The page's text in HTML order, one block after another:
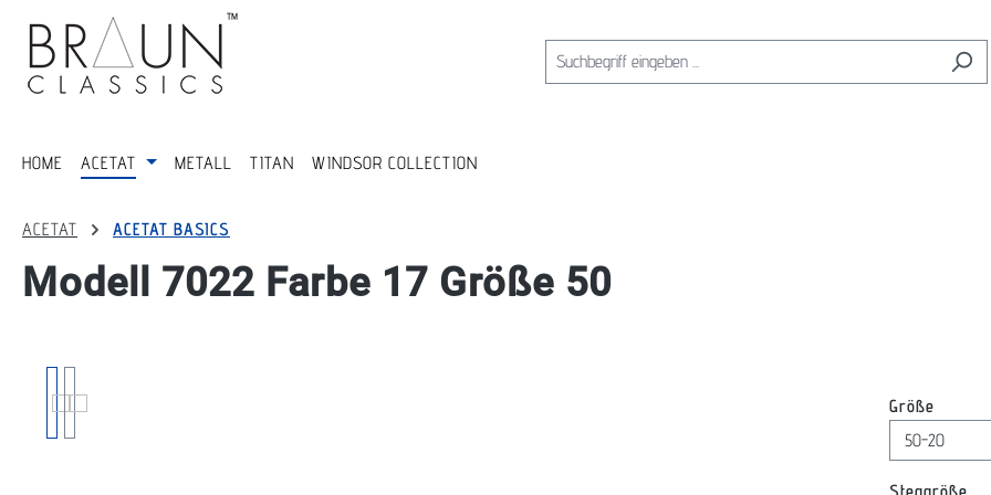
Zur Hauptnavigation springen
HOME ACETAT METALL TITAN WINDSOR COLLECTION
ACETAT ACETAT BASICS
Modell 7022 Farbe 17 Größe 50
Größe